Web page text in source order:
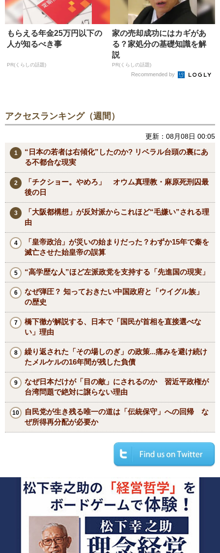
もらえる年金25万円以下の
人が知るべき事
PR(くらしの話題)
家の売却成功にはカギがあ
る？家処分の基礎知識を解
説
PR(くらしの話題)
Recommended by
アクセスランキング（週間）
更新：08月08日 00:05
“日本の若者は右傾化”したのか? リベラル台頭の裏にあ
る不都合な現実
「チクショー。やめろ」 オウム真理教・麻原死刑囚最
後の日
「大阪都構想」が反対派からこれほど“毛嫌い”される理
由
「皇帝政治」が災いの始まりだった？わずか15年で秦を
滅亡させた始皇帝の誤算
“高学歴な人”ほど左派政党を支持する「先進国の現実」
なぜ弾圧？ 知っておきたい中国政府と「ウイグル族」
の歴史
橋下徹が解説する、日本で「国民が首相を直接選べな
い」理由
繰り返された「その場しのぎ」の政策...痛みを避け続け
たメルケルの16年間が残した負債
なぜ日本だけが「目の敵」にされるのか 習近平政権が
台湾問題で絶対に譲らない理由
自民党が生き残る唯一の道は「伝統保守」への回帰 な
ぜ所得再分配が必要か